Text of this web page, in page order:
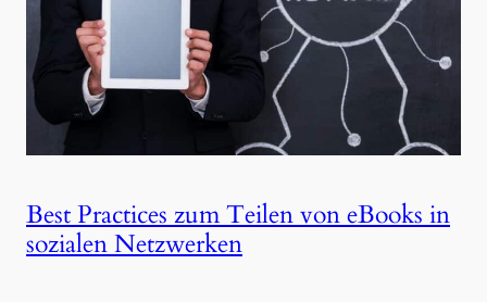
Best Practices zum Teilen von eBooks in
sozialen Netzwerken